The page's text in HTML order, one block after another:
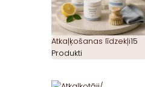
Atkaļķošanas līdzekļi15
Produkti